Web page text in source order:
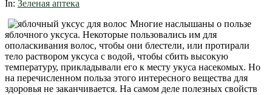
In: Зеленая аптека
Многие наслышаны о пользе
яблочного уксуса. Некоторые пользовались им для
ополаскивания волос, чтобы они блестели, или протирали
тело раствором уксуса с водой, чтобы сбить высокую
температуру, прикладывали его к месту укуса насекомых. Но
на перечисленном польза этого интересного вещества для
здоровья не заканчивается. На самом деле полезных свойств